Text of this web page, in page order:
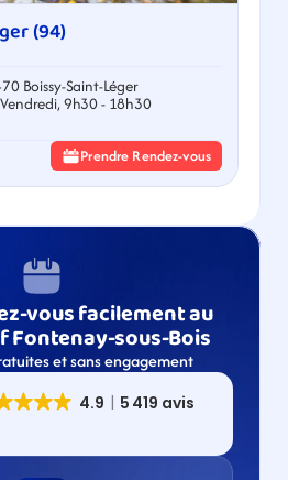
(94)
Boissy-Saint-Léger
9h30 - 18h30
Prendre Rendez-vous
vous facilement au
Fontenay-sous-Bois
et sans engagement